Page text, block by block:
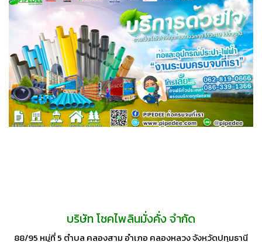
บริษัท โชคไพลินมั่งคั่ง จำกัด
88/95 หมู่ที่ 5 ตำบล คลองสาม อำเภอ คลองหลวง จังหวัดปทุมธานี